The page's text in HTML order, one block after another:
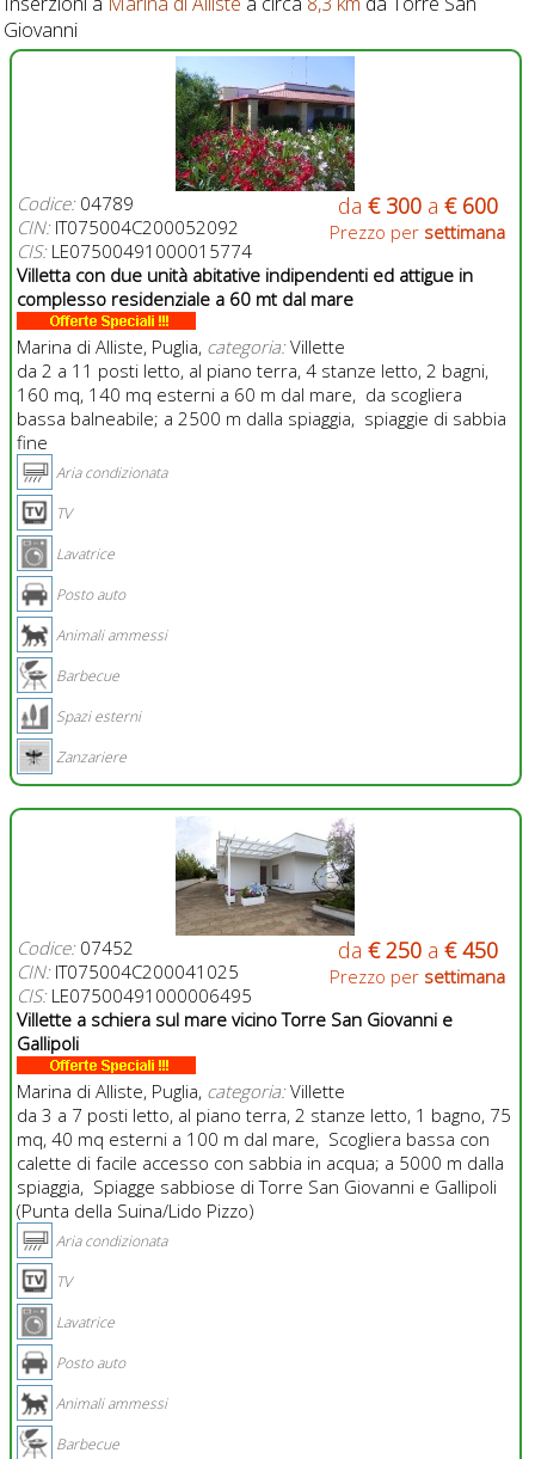
Giovanni
da € 300a € 600
Prezzo per settimana
Codice:04789
CIN:IT075004C200052092
CIS:LE07500491000015774
Villetta con due unità abitative indipendenti ed attigue in
complesso residenziale a 60 mt dal mare
Marina di Alliste, Puglia, categoria:Villette
da 2 a 11 posti letto, al piano terra, 4 stanze letto, 2 bagni,
160 mq, 140 mq esterni a 60 m dal mare, da scogliera
bassa balneabile; a 2500 m dalla spiaggia, spiaggie di sabbia
fine
Aria condizionata
TV
Lavatrice
Posto auto
Animali ammessi
Barbecue
Spazi esterni
Zanzariere
da € 250a € 450
Prezzo per settimana
Codice:07452
CIN:IT075004C200041025
CIS:LE07500491000006495
Villette a schiera sul mare vicino Torre San Giovanni e
Gallipoli
Marina di Alliste, Puglia, categoria:Villette
da 3 a 7 posti letto, al piano terra, 2 stanze letto, 1 bagno, 75
mq, 40 mq esterni a 100 m dal mare, Scogliera bassa con
calette di facile accesso con sabbia in acqua; a 5000 m dalla
spiaggia, Spiagge sabbiose di Torre San Giovanni e Gallipoli
(Punta della Suina/Lido Pizzo)
Aria condizionata
TV
Lavatrice
Posto auto
Animali ammessi
Barbecue